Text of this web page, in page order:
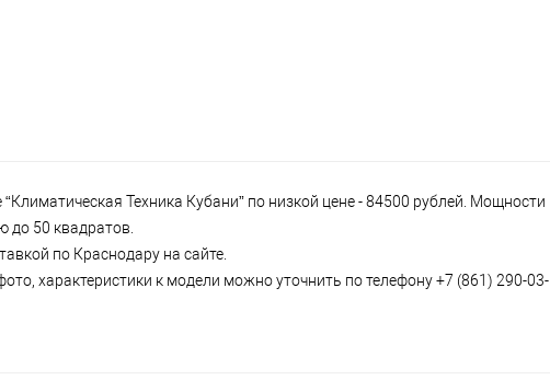
Техника Кубани” по низкой цене - 84500 рублей. Мощности
до 50 квадратов.
по Краснодару на сайте.
характеристики к модели можно уточнить по телефону +7 (861) 290-03-